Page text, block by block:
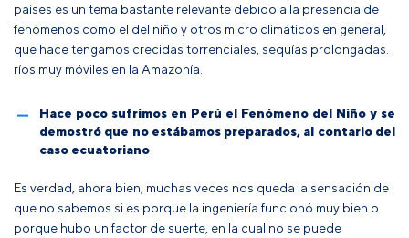
países es un tema bastante relevante debido a la presencia de
fenómenos como el del niño y otros micro climáticos en general,
que hace tengamos crecidas torrenciales, sequías prolongadas.
ríos muy móviles en la Amazonía.
Hace poco sufrimos en Perú el Fenómeno del Niño y se
demostró que no estábamos preparados, al contario del
caso ecuatoriano
Es verdad, ahora bien, muchas veces nos queda la sensación de
que no sabemos si es porque la ingeniería funcionó muy bien o
porque hubo un factor de suerte, en la cual no se puede